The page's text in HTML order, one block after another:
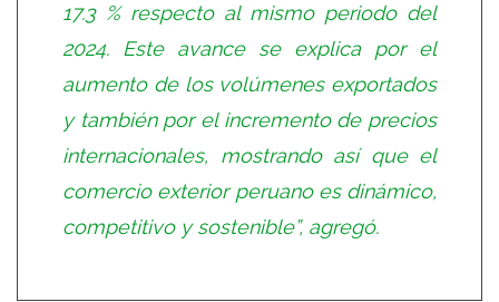
17.3 % respecto al mismo periodo del
2024. Este avance se explica por el
aumento de los volúmenes exportados
y también por el incremento de precios
internacionales, mostrando así que el
comercio exterior peruano es dinámico,
competitivo y sostenible”, agregó.